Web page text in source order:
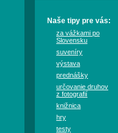
Naše tipy pre vás:
za vážkami po
Slovensku
suveníry
výstava
prednášky
určovanie druhov
z fotografií
knižnica
hry
testy